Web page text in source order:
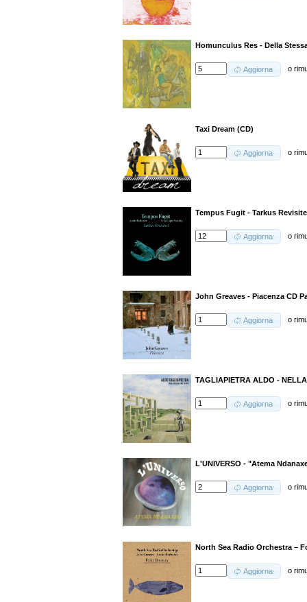
Homunculus Res - Della
Aggiorna o
Taxi Dream (CD)
Aggiorna o
Tempus Fugit - Tarkus
Aggiorna o
John Greaves - Piacenza CD
Aggiorna o
TAGLIAPIETRA ALDO -
Aggiorna o
L'UNIVERSO - "Atema
Aggiorna o
North Sea Radio Orchestra –
Aggiorna o